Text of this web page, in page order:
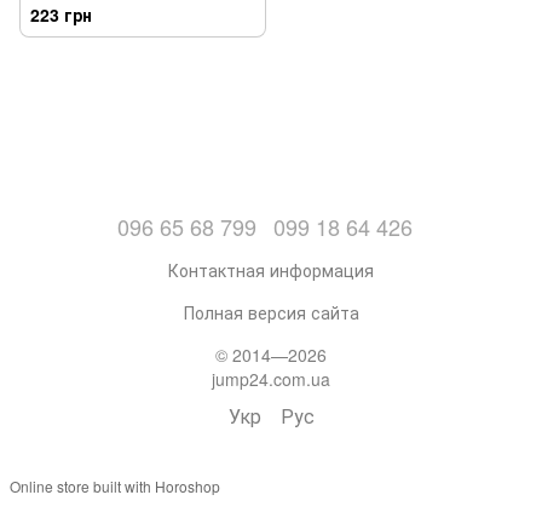
термостат регулятор
отопления и охлаждения
223 грн
096 65 68 799 099 18 64 426
Контактная информация
Полная версия сайта
© 2014—2026
jump24.com.ua
Укр Рус
Online store built with Horoshop